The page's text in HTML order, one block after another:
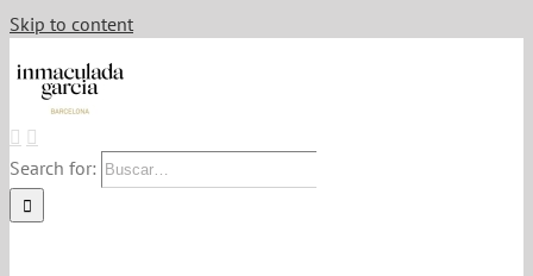
Skip to content
Search for: